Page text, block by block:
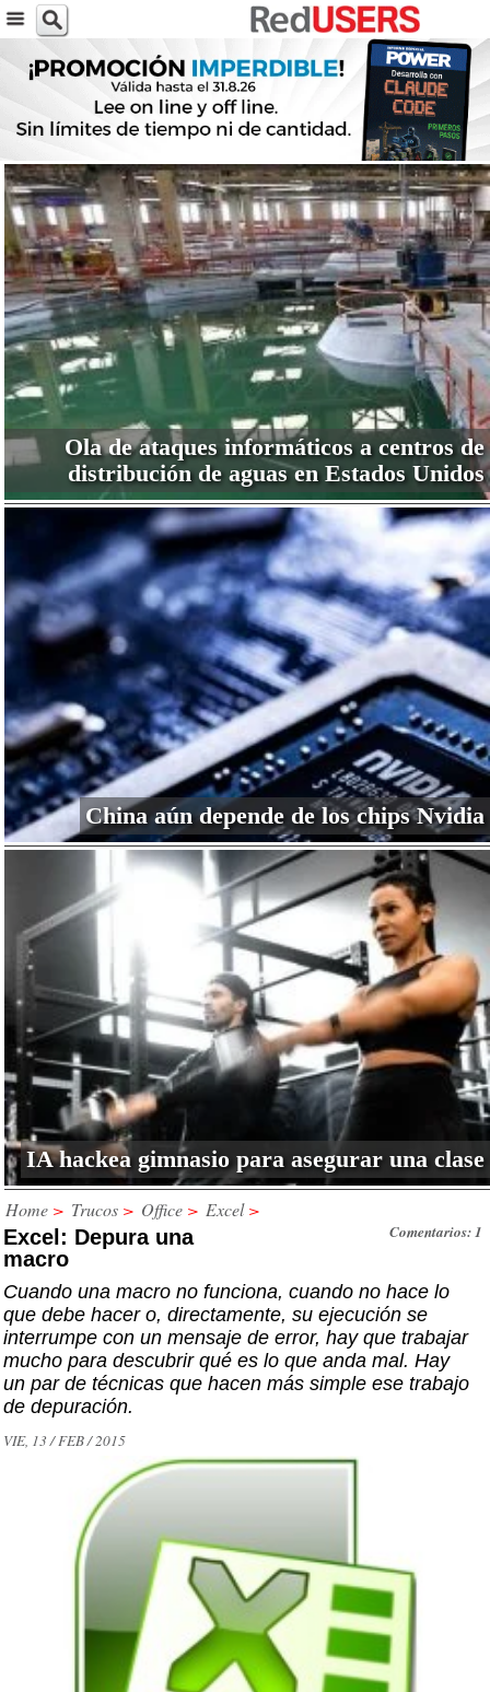
Ola de ataques informáticos a centros de
distribución de aguas en Estados Unidos
China aún depende de los chips Nvidia
IA hackea gimnasio para asegurar una clase
Home > Trucos > Office > Excel >
Comentarios: 1
Excel: Depura una
macro
Cuando una macro no funciona, cuando no hace lo
que debe hacer o, directamente, su ejecución se
interrumpe con un mensaje de error, hay que trabajar
mucho para descubrir qué es lo que anda mal. Hay
un par de técnicas que hacen más simple ese trabajo
de depuración.
VIE, 13 / FEB / 2015